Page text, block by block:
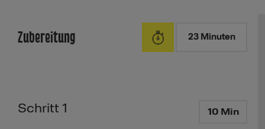
Zubereitung 23 Minuten
Schritt 1 10 Min